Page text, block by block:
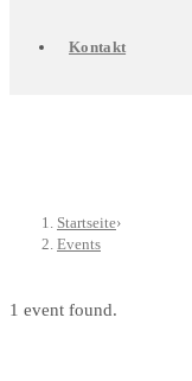
Kontakt
Startseite›
Events
1 event found.